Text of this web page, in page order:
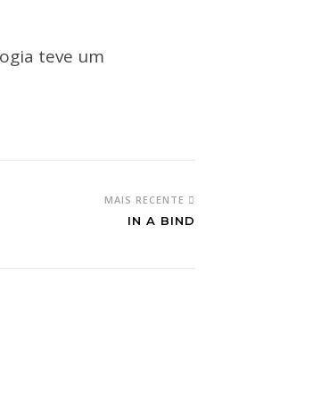
teve um
MAIS RECENTE
IN A BIND